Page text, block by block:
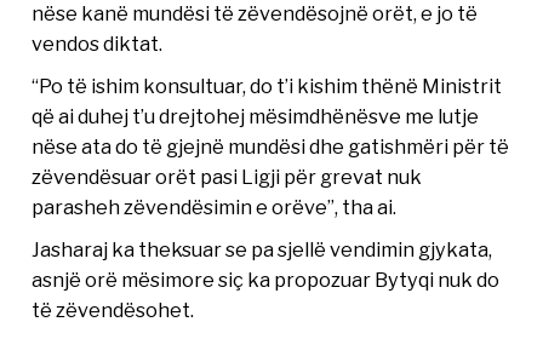
nëse kanë mundësi të zëvendësojnë orët, e jo të
vendos diktat.
“Po të ishim konsultuar, do t’i kishim thënë Ministrit
që ai duhej t’u drejtohej mësimdhënësve me lutje
nëse ata do të gjejnë mundësi dhe gatishmëri për të
zëvendësuar orët pasi Ligji për grevat nuk
parasheh zëvendësimin e orëve”, tha ai.
Jasharaj ka theksuar se pa sjellë vendimin gjykata,
asnjë orë mësimore siç ka propozuar Bytyqi nuk do
të zëvendësohet.